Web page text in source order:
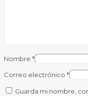
Nombre *
Correo electrónico *
Guarda mi nombre,